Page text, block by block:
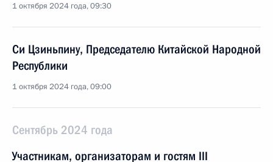
1 октября 2024 года, 09:30
Си Цзиньпину, Председателю Китайской Народной
Республики
1 октября 2024 года, 09:00
Сентябрь 2024 года
Участникам, организаторам и гостям III